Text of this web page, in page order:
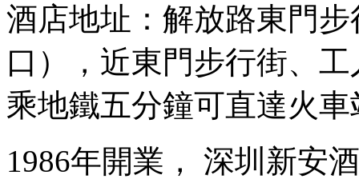
酒店地址：解放路東門
口），近東門步行街、
乘地鐵五分鐘可直達火
1986年開業， 深圳新